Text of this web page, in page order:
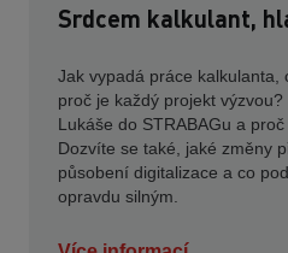
Srdcem kalkulant,
Jak vypadá práce kalkulanta,
proč je každý projekt
Lukáše do STRABAGu a
Dozvíte se také, jaké změny
působení digitalizace a co
opravdu silným.